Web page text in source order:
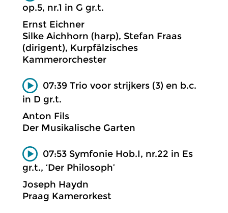
op.5, nr.1 in G gr.t.
Ernst Eichner
Silke Aichhorn (harp), Stefan Fraas
(dirigent), Kurpfälzisches
Kammerorchester
07:39 Trio voor strijkers (3) en b.c.
in D gr.t.
Anton Fils
Der Musikalische Garten
07:53 Symfonie Hob.I, nr.22 in Es
gr.t., ‘Der Philosoph’
Joseph Haydn
Praag Kamerorkest